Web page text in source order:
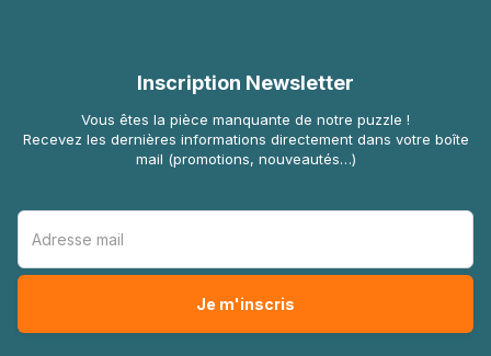
Inscription Newsletter
Vous êtes la pièce manquante de notre puzzle !
Recevez les dernières informations directement dans votre boîte
mail (promotions, nouveautés…)